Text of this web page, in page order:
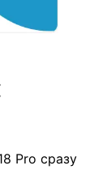
Pro сразу